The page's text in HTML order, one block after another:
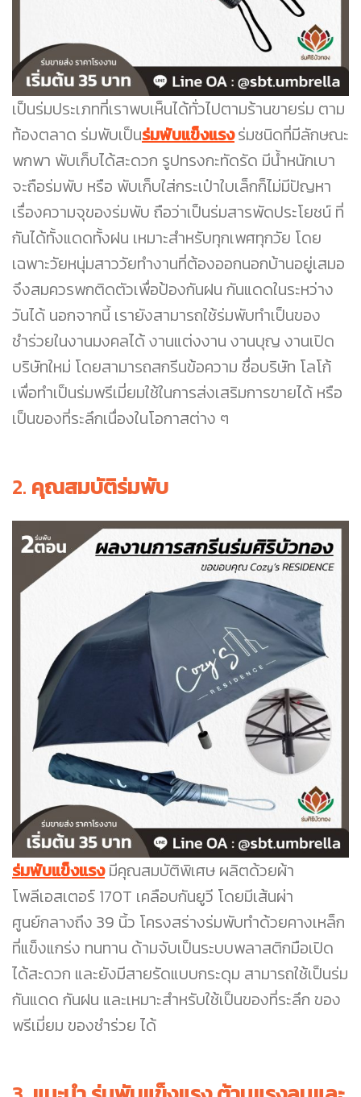
เป็นร่มประเภทที่เราพบเห็นได้ทั่วไปตามร้านขายร่ม ตาม
ท้องตลาด ร่มพับเป็นร่มพับแข็งแรงร่มชนิดที่มีลักษณะ
พกพา พับเก็บได้สะดวก รูปทรงกะทัดรัด มีน้ำหนักเบา
จะถือร่มพับ หรือ พับเก็บใส่กระเป๋าใบเล็กก็ไม่มีปัญหา
เรื่องความจุของร่มพับ ถือว่าเป็นร่มสารพัดประโยชน์ ที่
กันได้ทั้งแดดทั้งฝน เหมาะสำหรับทุกเพศทุกวัย โดย
เฉพาะวัยหนุ่มสาววัยทำงานที่ต้องออกนอกบ้านอยู่เสมอ
จึงสมควรพกติดตัวเพื่อป้องกันฝน กันแดดในระหว่าง
วันได้ นอกจากนี้ เรายังสามารถใช้ร่มพับทำเป็นของ
ชำร่วยในงานมงคลได้ งานแต่งงาน งานบุญ งานเปิด
บริษัทใหม่ โดยสามารถสกรีนข้อความ ชื่อบริษัท โลโก้
เพื่อทำเป็นร่มพรีเมี่ยมใช้ในการส่งเสริมการขายได้ หรือ
เป็นของที่ระลึกเนื่องในโอกาสต่าง ๆ
2. คุณสมบัติร่มพับ
ร่มพับแข็งแรงมีคุณสมบัติพิเศษ ผลิตด้วยผ้า
โพลีเอสเตอร์ 170T เคลือบกันยูวี โดยมีเส้นผ่า
ศูนย์กลางถึง 39 นิ้ว โครงสร่างร่มพับทำด้วยคางเหล็ก
ที่แข็งแกร่ง ทนทาน ด้ามจับเป็นระบบพลาสติกมือเปิด
ได้สะดวก และยังมีสายรัดแบบกระดุม สามารถใช้เป็นร่ม
กันแดด กันฝน และเหมาะสำหรับใช้เป็นของที่ระลึก ของ
พรีเมี่ยม ของชำร่วย ได้